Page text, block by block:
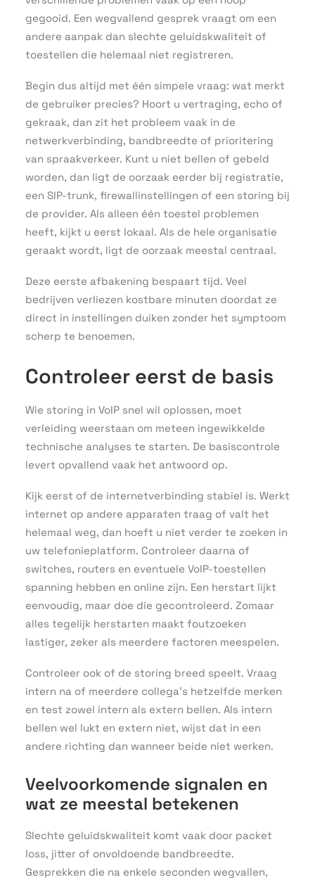
gegooid. Een wegvallend gesprek vraagt om een
andere aanpak dan slechte geluidskwaliteit of
toestellen die helemaal niet registreren.
Begin dus altijd met één simpele vraag: wat merkt
de gebruiker precies? Hoort u vertraging, echo of
gekraak, dan zit het probleem vaak in de
netwerkverbinding, bandbreedte of prioritering
van spraakverkeer. Kunt u niet bellen of gebeld
worden, dan ligt de oorzaak eerder bij registratie,
een SIP-trunk, firewallinstellingen of een storing bij
de provider. Als alleen één toestel problemen
heeft, kijkt u eerst lokaal. Als de hele organisatie
geraakt wordt, ligt de oorzaak meestal centraal.
Deze eerste afbakening bespaart tijd. Veel
bedrijven verliezen kostbare minuten doordat ze
direct in instellingen duiken zonder het symptoom
scherp te benoemen.
Controleer eerst de basis
Wie storing in VoIP snel wil oplossen, moet
verleiding weerstaan om meteen ingewikkelde
technische analyses te starten. De basiscontrole
levert opvallend vaak het antwoord op.
Kijk eerst of de internetverbinding stabiel is. Werkt
internet op andere apparaten traag of valt het
helemaal weg, dan hoeft u niet verder te zoeken in
uw telefonieplatform. Controleer daarna of
switches, routers en eventuele VoIP-toestellen
spanning hebben en online zijn. Een herstart lijkt
eenvoudig, maar doe die gecontroleerd. Zomaar
alles tegelijk herstarten maakt foutzoeken
lastiger, zeker als meerdere factoren meespelen.
Controleer ook of de storing breed speelt. Vraag
intern na of meerdere collega’s hetzelfde merken
en test zowel intern als extern bellen. Als intern
bellen wel lukt en extern niet, wijst dat in een
andere richting dan wanneer beide niet werken.
Veelvoorkomende signalen en
wat ze meestal betekenen
Slechte geluidskwaliteit komt vaak door packet
loss, jitter of onvoldoende bandbreedte.
Gesprekken die na enkele seconden wegvallen,